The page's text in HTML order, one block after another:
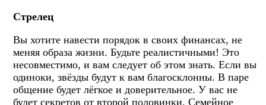
Стрелец
Вы хотите навести порядок в своих финансах, не
меняя образа жизни. Будьте реалистичными! Это
несовместимо, и вам следует об этом знать. Если вы
одиноки, звёзды будут к вам благосклонны. В паре
общение будет лёгкое и доверительное. У вас не
будет секретов от второй половинки. Семейное